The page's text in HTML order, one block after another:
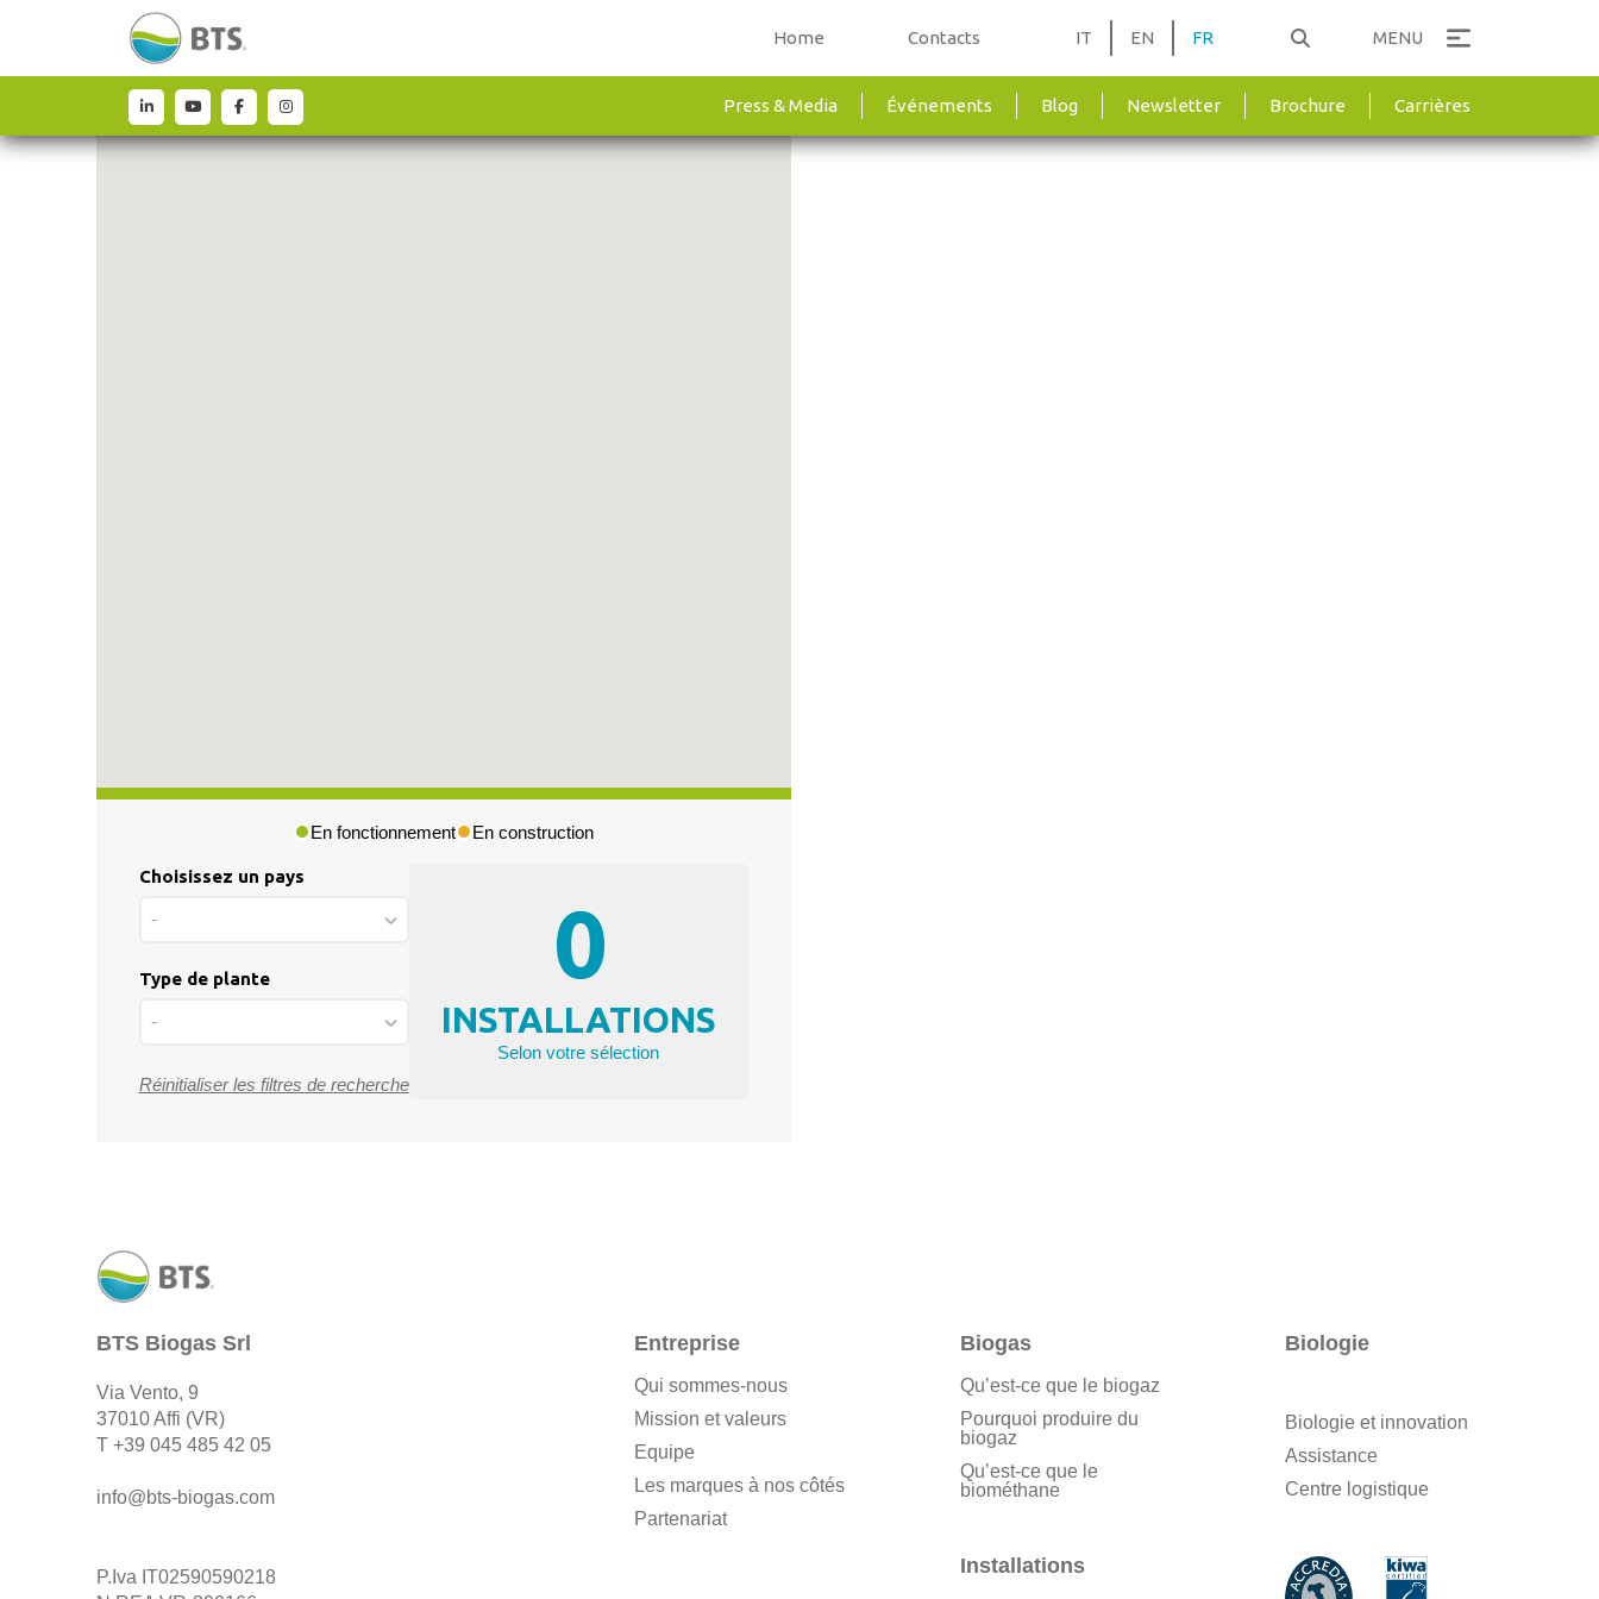
Home Contacts IT EN FR MENU
Press & Media Événements Blog Newsletter Brochure Carrières
En fonctionnement En construction
Choisissez un pays
-
Type de plante
-
Réinitialiser les filtres de recherche
0
INSTALLATIONS
Selon votre sélection
BTS Biogas Srl
Via Vento, 9
37010 Affi (VR)
T +39 045 485 42 05
info@bts-biogas.com
P.Iva IT02590590218
Entreprise
Qui sommes-nous
Mission et valeurs
Equipe
Les marques à nos côtés
Partenariat
Biogas
Qu’est-ce que le biogaz
Pourquoi produire du
biogaz
Qu’est-ce que le
biométhane
Installations
Biologie
Biologie et innovation
Assistance
Centre logistique